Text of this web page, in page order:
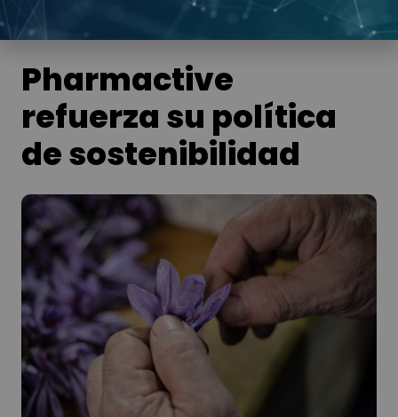
Pharmactive
refuerza su política
de sostenibilidad